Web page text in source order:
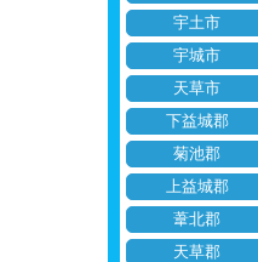
宇土市
宇城市
天草市
下益城郡
菊池郡
上益城郡
葦北郡
天草郡